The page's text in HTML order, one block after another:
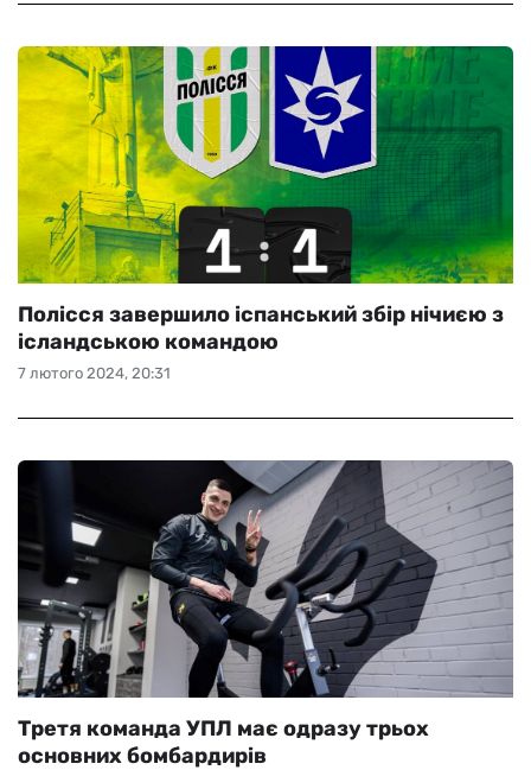
7 лютого 2024, 20:31
Полісся завершило іспанський збір нічиєю з
ісландською командою
Третя команда УПЛ має одразу трьох
основних бомбардирів